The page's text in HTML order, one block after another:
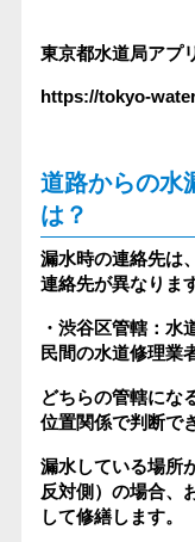
東京都水道局アプ
https://tokyo-
道路からの水
は？
漏水時の連絡先は
連絡先が異なります
・渋谷区管轄：水
民間の水道修理業
どちらの管轄にな
位置関係で判断で
漏水している場所
反対側）の場合、
して修繕します。